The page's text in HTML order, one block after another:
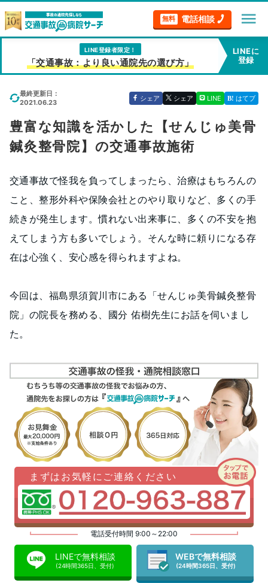
無料 電話相談 menu
LINE登録者限定！
「交通事故：より良い通院先の選び方」
LINEに
登録
最終更新日：
2021.06.23
シェア シェア LINE はてブ
豊富な知識を活かした【せんじゅ美骨
鍼灸整骨院】の交通事故施術
交通事故で怪我を負ってしまったら、治療はもちろんの
こと、整形外科や保険会社とのやり取りなど、多くの手
続きが発生します。慣れない出来事に、多くの不安を抱
えてしまう方も多いでしょう。そんな時に頼りになる存
在は心強く、安心感を得られますよね。
今回は、福島県須賀川市にある「せんじゅ美骨鍼灸整骨
院」の院長を務める、國分 佑樹先生にお話を伺いまし
た。
まずはお気軽にご連絡ください
電話受付時間 9:00～22:00
LINEで無料相談
(24時間365日、受付)
WEBで無料相談
(24時間365日、受付)